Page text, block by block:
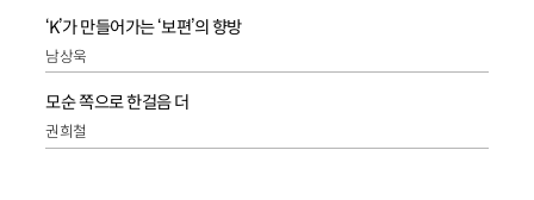
‘K’가 만들어가는 ‘보편’의 향방
남상욱
모순 쪽으로 한걸음 더
권희철